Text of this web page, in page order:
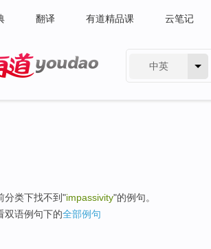
翻译 有道精品课 云笔记
中英
分类下找不到"impassivity"的例句。
双语例句下的全部例句